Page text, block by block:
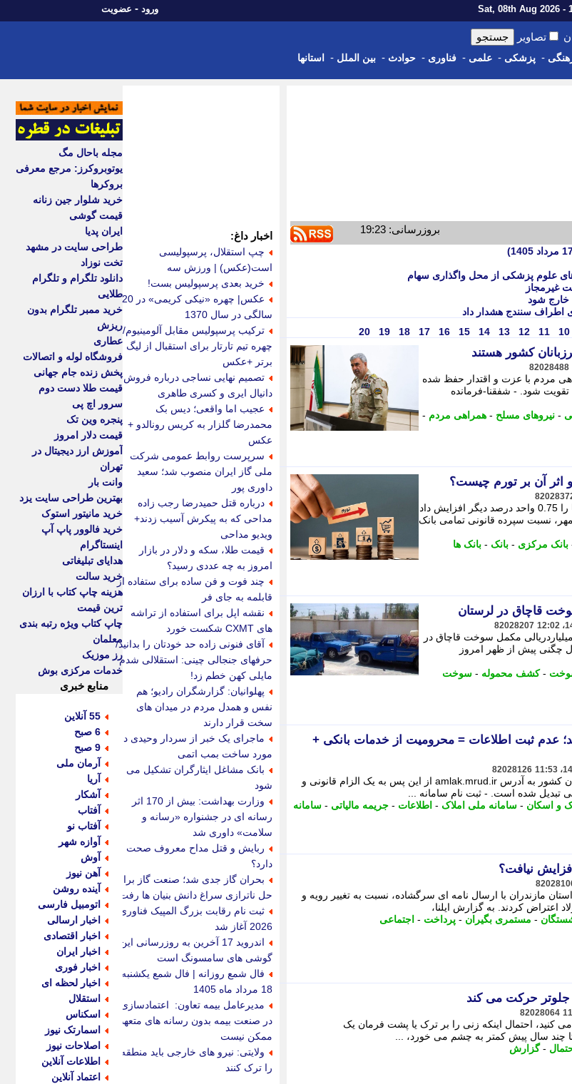
ورود - عضویت
تصاویر
- پزشکی - علمی - فناوری - حوادث - بین الملل - استانها
بروزرسانی: 19:23
علوم پزشکی از محل واگذاری سهام
غیرمجاز
خارج شود
اطراف سنندج هشدار داد
10
11
12
13
14
15
16
17
18
19
20
کشور هستند
82028488
مردم با عزت و اقتدار حفظ شده
شود. - شفقنا-فرمانده
- نیروهای مسلح - همراهی مردم -
بانک مرکزی در مرحله دوم، نسبت سپرده قانونی بانک ها را 0.75 واحد درصد دیگر افزایش داد
نسبت سپرده قانونی تمامی بانک
بانک مرکزی - بانک - بانک ها
82028207
جانشین فرمانده انتظامی لرستان از کشف محموله 100 میلیاردریالی مکمل سوخت قاچاق در
چگنی پیش از ظهر امروز
-کشف محموله - سوخت
عدم ثبت اطلاعات = محرومیت از خدمات بانکی +
82028126
ثبت اطلاعات محل سکونت در سامانه ملی املاک و اسکان کشور به آدرس amlak.mrud.ir از این پس به یک الزام قانونی و
تبدیل شده است. - ثبت نام سامانه ...
و اسکان - سامانه ملی املاک - اطلاعات - جریمه مالیاتی - سامانه
نیافت؟
مازندران با ارسال نامه ای سرگشاده، نسبت به تغییر رویه و
اعتراض کردند. به گزارش ایلنا،
- مستمری بگیران - پرداخت - اجتماعی
جلوتر حرکت می کند
82028064
کنید، احتمال اینکه زنی را بر ترک یا پشت فرمان یک
چند سال پیش کمتر به چشم می خورد، ...
-گزارش
اخبار داغ:
چپ استقلال، پرسپولیسی
است(عکس) | ورزش سه
خرید بعدی پرسپولیس بست!
عکس| چهره «نیکی کریمی» در 20
سالگی در سال 1370
ترکیب پرسپولیس مقابل آلومینیوم/
چهره تیم تارتار برای استقبال از لیگ
برتر +عکس
تصمیم نهایی نساجی درباره فروش
دانیال ایری و کسری طاهری
عجیب اما واقعی؛ دیس بک
محمدرضا گلزار به کریس رونالدو +
عکس
سرپرست روابط عمومی شرکت
ملی گاز ایران منصوب شد؛ سعید
داوری پور
درباره قتل حمیدرضا رجب زاده
مداحی که به پیکرش آسیب زدند+
ویدیو مداحی
قیمت طلا، سکه و دلار در بازار
امروز به چه عددی رسید؟
چند فوت و فن ساده برای ستفاده از
قابلمه به جای فر
نقشه اپل برای استفاده از تراشه
های CXMT شکست خورد
آقای فنونی زاده حد خودتان را بدانید/
حرفهای جنجالی چینی: استقلالی شدم
مایلی کهن خطم زد!
پهلوانیان: گزارشگران رادیو؛ هم
نفس و همدل مردم در میدان های
سخت قرار دارند
ماجرای یک خبر از سردار وحیدی در
مورد ساخت بمب اتمی
بانک مشاغل ایثارگران تشکیل می
شود
وزارت بهداشت: بیش از 170 اثر
رسانه ای در جشنواره «رسانه و
سلامت» داوری شد
ربایش و قتل مداح معروف صحت
دارد؟
بحران گاز جدی شد؛ صنعت گاز برای
حل ناترازی سراغ دانش بنیان ها رفت
ثبت نام رقابت بزرگ المپیک فناوری
2026 آغاز شد
اندروید 17 آخرین به روزرسانی این
گوشی های سامسونگ است
فال شمع روزانه | فال شمع یکشنبه
18 مرداد ماه 1405
مدیرعامل بیمه تعاون: اعتمادسازی
در صنعت بیمه بدون رسانه های متعهد
ممکن نیست
ولایتی: نیرو های خارجی باید منطقه
را ترک کنند
مجله باحال مگ
یوتوبروکرز: مرجع معرفی
بروکرها
خرید شلوار جین زنانه
قیمت گوشی
ایران پدیا
طراحی سایت در مشهد
تخت نوزاد
دانلود تلگرام و تلگرام
طلایی
خرید ممبر تلگرام بدون
ریزش
عطاری
فروشگاه لوله و اتصالات
پخش زنده جام جهانی
قیمت طلا دست دوم
سرور اچ پی
پنجره وین تک
قیمت دلار امروز
آموزش ارز دیجیتال در
تهران
وانت بار
بهترین طراحی سایت یزد
خرید مانیتور استوک
خرید فالوور پاپ آپ
اینستاگرام
هدایای تبلیغاتی
خرید سالت
هزینه چاپ کتاب با ارزان
ترین قیمت
چاپ کتاب ویژه رتبه بندی
معلمان
رز موزیک
خدمات مرکزی بوش
منابع خبری
55 آنلاین
6 صبح
9 صبح
آرمان ملی
آریا
آشکار
آفتاب
آفتاب نو
آوازه شهر
آوش
آهن نیوز
آینده روشن
اتومبیل فارسی
اخبار ارسالی
اخبار اقتصادی
اخبار ایران
اخبار فوری
اخبار لحظه ای
استقلال
اسکناس
اسمارتک نیوز
اصلاحات نیوز
اطلاعات آنلاین
اعتماد آنلاین